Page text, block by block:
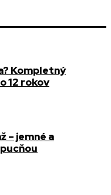
Kompletný
12 rokov
– jemné a